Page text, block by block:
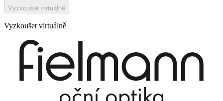
Vyzkoušet virtuálně
Vyzkoušet virtuálně